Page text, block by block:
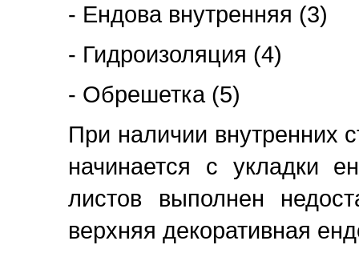
- Ендова внутренняя (3)
- Гидроизоляция (4)
- Обрешетка (5)
При наличии внутренних
начинается с укладки
листов выполнен
верхняя декоративная